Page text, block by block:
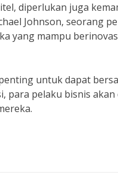
diperlukan juga
Johnson, seorang
yang mampu
untuk dapat
para pelaku bisnis akan